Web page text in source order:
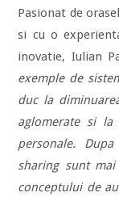
Pasionat de
si cu o
inovatie, Iulian
exemple de
duc la
aglomerate si la
personale.
sharing sunt
conceptului de